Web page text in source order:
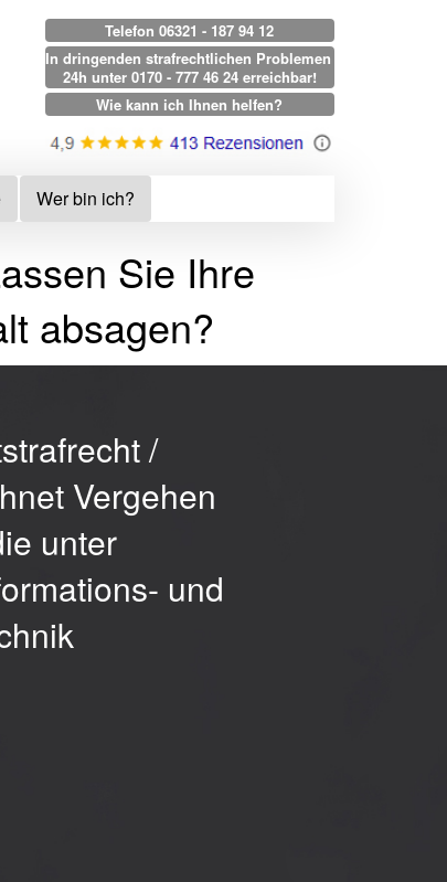
Telefon 06321 - 187 94 12
In dringenden strafrechtlichen Problemen
24h unter 0170 - 777 46 24 erreichbar!
Wie kann ich Ihnen helfen?
Wer bin ich?
Sie Ihre
absagen?
/
Vergehen
unter
und